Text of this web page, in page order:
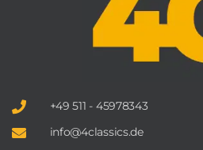
+49 511 - 45978343
info@4classics.de